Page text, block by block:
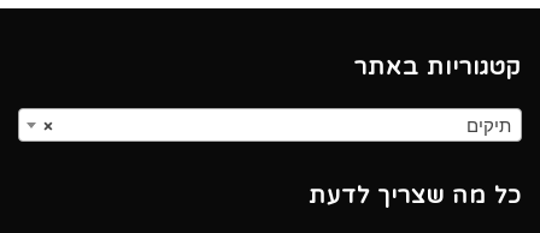
קטגוריות באתר
× תיקים
כל מה שצריך לדעת